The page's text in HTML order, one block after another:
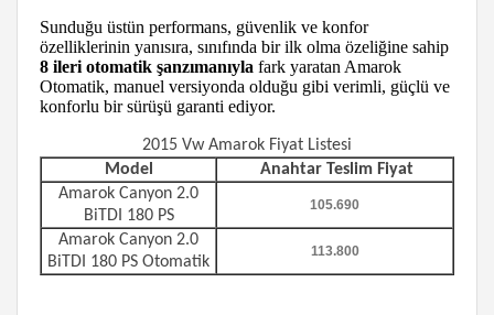
Sunduğu üstün performans, güvenlik ve konfor
özelliklerinin yanısıra, sınıfında bir ilk olma özeliğine sahip
8 ileri otomatik şanzımanıyla fark yaratan Amarok
Otomatik, manuel versiyonda olduğu gibi verimli, güçlü ve
konforlu bir sürüşü garanti ediyor.
2015 Vw Amarok Fiyat Listesi
Model
Anahtar Teslim Fiyat
Amarok Canyon 2.0
BiTDI 180 PS
105.690
Amarok Canyon 2.0
BiTDI 180 PS Otomatik
113.800